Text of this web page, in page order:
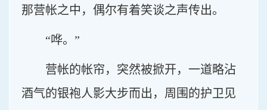
那营帐之中，偶尔有着笑谈之声传出。
“哗。”
营帐的帐帘，突然被掀开，一道略沾
酒气的银袍人影大步而出，周围的护卫见